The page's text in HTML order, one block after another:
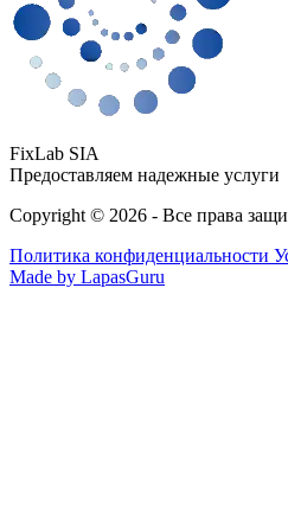
FixLab SIA
Предоставляем надежные услуги
Copyright © 2026 - Все права
Политика конфиденциальности
Made by LapasGuru